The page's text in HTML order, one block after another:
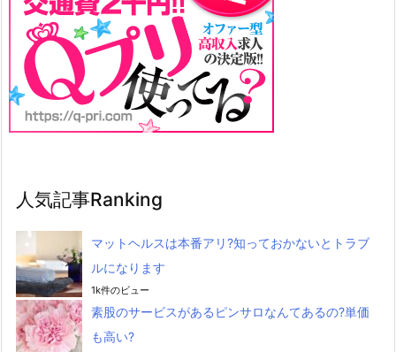
人気記事Ranking
マットヘルスは本番アリ?知っておかないとトラブ
ルになります
1k件のビュー
素股のサービスがあるピンサロなんてあるの?単価
も高い?